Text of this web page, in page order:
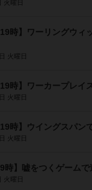
火曜日
時】ワーリングウィ
火曜日
時】ワーカープレイ
火曜日
時】ウイングスパン
火曜日
時】嘘をつくゲーム
火曜日